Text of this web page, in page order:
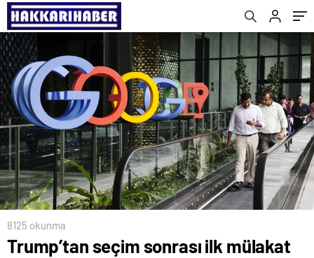
8125 okunma
Trump’tan seçim sonrası ilk mülakat